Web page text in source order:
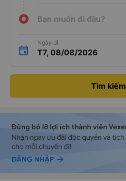
Bạn muốn đi đâu?
Ngày đi
T7, 08/08/2026
Tìm kiếm